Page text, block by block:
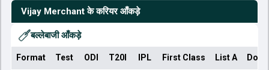
Vijay Merchant के करियर आँकड़े
बल्लेबाजी आँकड़े
Format Test ODI T20I IPL First Class List A